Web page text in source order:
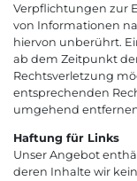
Verpflichtungen zur
von Informationen
hiervon unberührt.
ab dem Zeitpunkt
Rechtsverletzung
entsprechenden
umgehend
Haftung für Links
Unser Angebot
deren Inhalte wir